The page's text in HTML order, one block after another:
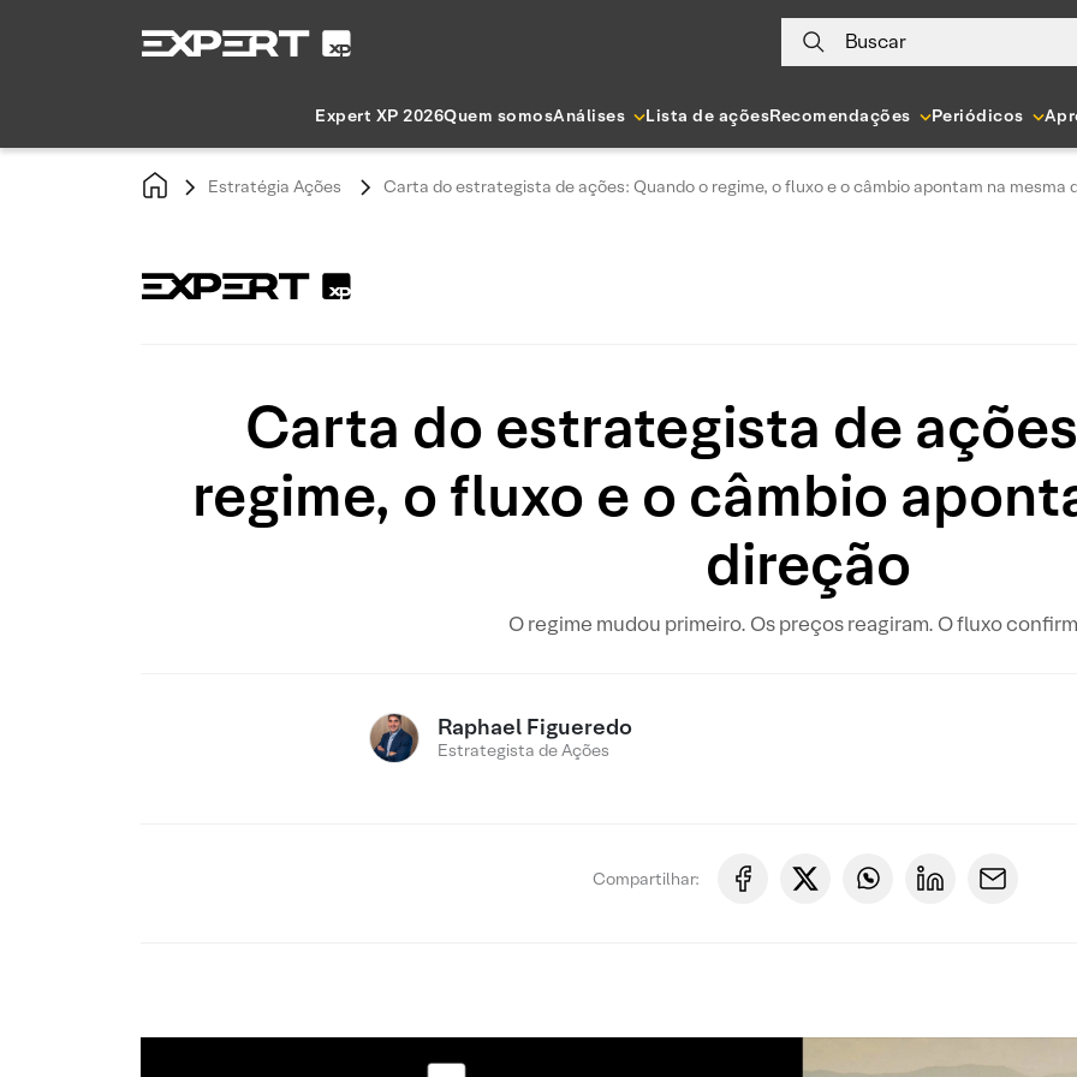
Buscar
Expert XP 2026Quem somosAnálises Lista de açõesRecomendações Periódicos
Estratégia Ações Carta do estrategista de ações: Quando o regime, o fluxo e o câmbio apontam na mesma
Carta do estrategista de
regime, o fluxo e o câmbio
direção
O regime mudou primeiro. Os preços reagiram. O fluxo
Raphael Figueredo
Estrategista de Ações
Compartilhar: